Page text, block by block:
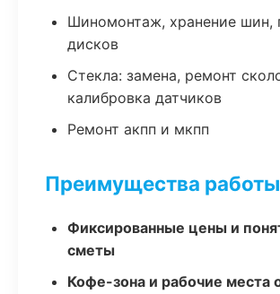
Шиномонтаж, хранение шин,
дисков
Стекла: замена, ремонт
калибровка датчиков
Ремонт акпп и мкпп
Преимущества
Фиксированные цены и
сметы
Кофе-зона и рабочие места